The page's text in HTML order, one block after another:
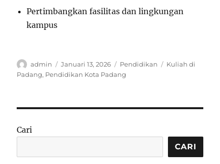
Pertimbangkan fasilitas dan lingkungan
kampus
Author
admin
Posted
on
Januari 13, 2026 Categories
Pendidikan Tags
Kuliah di
Padang, Pendidikan Kota Padang
Cari
CARI